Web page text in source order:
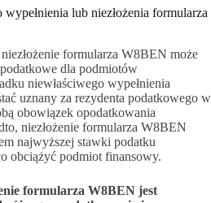
lub niezłożenia formularza
formularza W8BEN może
dla podmiotów
niewłaściwego wypełnienia
uznany za rezydenta podatkowego w
obowiązek opodatkowania
niezłożenie formularza W8BEN
najwyższej stawki podatku
obciążyć podmiot finansowy.
formularza W8BEN jest